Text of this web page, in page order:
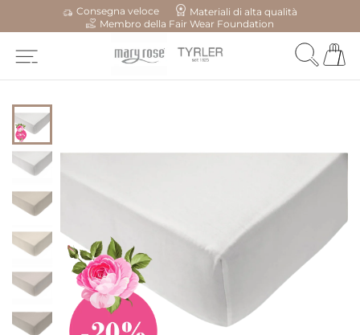
Consegna veloce
Materiali di alta qualità
Membro della Fair Wear Foundation